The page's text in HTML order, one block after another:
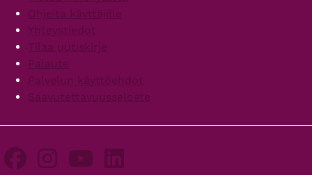
Ohjeita käyttäjille
Yhteystiedot
Tilaa uutiskirje
Palaute
Palvelun käyttöehdot
Saavutettavuusseloste